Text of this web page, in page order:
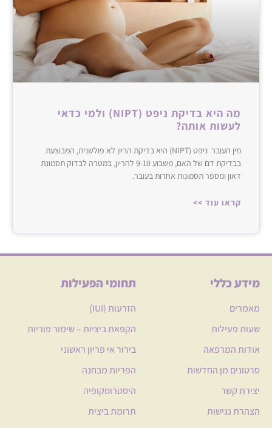
מה היא בדיקת ניפט (NIPT) ולמי כדאי
לעשות אותה?
מין העובר ניפט (NIPT) היא בדיקת הריון לא פולשנית, המבוצעת
בבדיקת דם של האם, משבוע 9-10 להריון, במטרה לבדוק תסמונת
דאון ומספר תסמונות אחרות בעובר.
קראו עוד >>
מידע כללי
מאמרים
שעות פעילות
אודות המרפאה
סרטונים מן החדשות
יצירת קשר
הצהרת נגישות
תחומי הפעילות
הזרעות (IUI)
הקפאת ביציות – שימור פוריות
בירור אי פריון ראשוני
הפריות מבחנה
היסטרוסקופיה
תרומת ביצית